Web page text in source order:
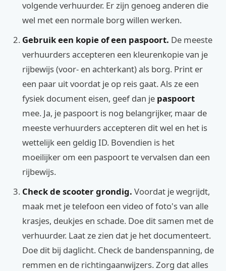
volgende verhuurder. Er zijn genoeg anderen die
wel met een normale borg willen werken.
Gebruik een kopie of een paspoort. De meeste
verhuurders accepteren een kleurenkopie van je
rijbewijs (voor- en achterkant) als borg. Print er
een paar uit voordat je op reis gaat. Als ze een
fysiek document eisen, geef dan je paspoort
mee. Ja, je paspoort is nog belangrijker, maar de
meeste verhuurders accepteren dit wel en het is
wettelijk een geldig ID. Bovendien is het
moeilijker om een paspoort te vervalsen dan een
rijbewijs.
Check de scooter grondig. Voordat je wegrijdt,
maak met je telefoon een video of foto's van alle
krasjes, deukjes en schade. Doe dit samen met de
verhuurder. Laat ze zien dat je het documenteert.
Doe dit bij daglicht. Check de bandenspanning, de
remmen en de richtingaanwijzers. Zorg dat alles